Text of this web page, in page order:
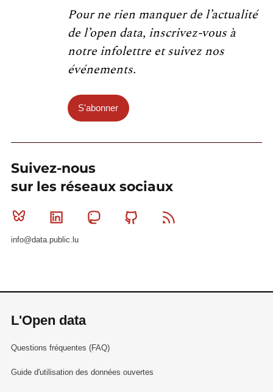
Pour ne rien manquer de l’actualité
de l’open data, inscrivez-vous à
notre infolettre et suivez nos
événements.
S'abonner
Suivez-nous
sur les réseaux sociaux
Bluesky Linkedin MastodonGithub
info@data.public.lu
L'Open data
Questions fréquentes (FAQ)
Guide d'utilisation des données ouvertes